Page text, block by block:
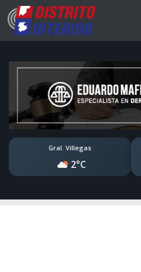
Gral. Villegas
2°C